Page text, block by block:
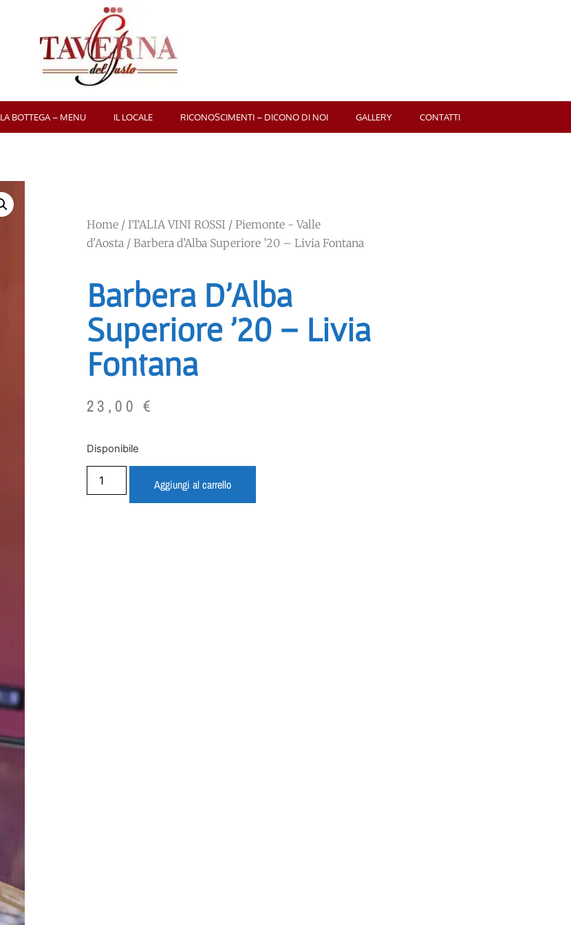
LA BOTTEGA – MENU IL LOCALE RICONOSCIMENTI – DICONO DI NOI GALLERY CONTATTI
Home / ITALIA VINI ROSSI / Piemonte - Valle
d'Aosta / Barbera d’Alba Superiore ’20 – Livia Fontana
Barbera D’Alba
Superiore ’20 – Livia
Fontana
23,00€
Disponibile
Aggiungi al carrello